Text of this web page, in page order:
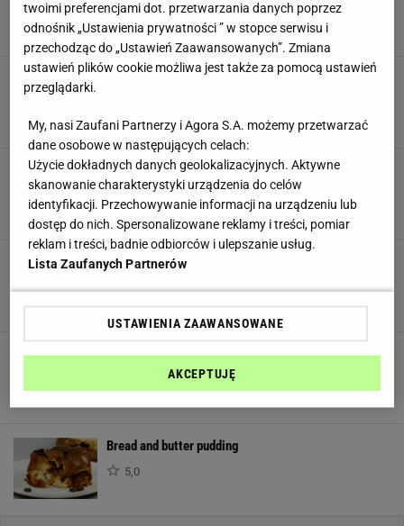
Białko 0.0 g
Sól 0.0 g
Więcej informacji o produkcie:
Błonnik 0.0 g
Cholesterol 0.0 g
Kofeina 0.0 g
Witaminy
Witamina B1 (Tiamina) 0.0 mg
Witamina B2 (Ryboflawina)
Witamina B3/PP (Niacyna)
NAJWYŻEJ OCENIANE
Pierogi z kapustą i grzybami tradycyjne
Krupnik korzenny
5,0
Ciasteczka imbirowe
5,0
Ciasteczka makowe z buraczanym lukrem
Bread and butter pudding
5,0
twoimi preferencjami dot. przetwarzania danych poprzez
odnośnik „Ustawienia prywatności ” w stopce serwisu i
przechodząc do „Ustawień Zaawansowanych”. Zmiana
ustawień plików cookie możliwa jest także za pomocą ustawień
przeglądarki.
My, nasi Zaufani Partnerzy i Agora S.A. możemy przetwarzać
dane osobowe w następujących celach:
Użycie dokładnych danych geolokalizacyjnych. Aktywne
skanowanie charakterystyki urządzenia do celów
identyfikacji. Przechowywanie informacji na urządzeniu lub
dostęp do nich. Spersonalizowane reklamy i treści, pomiar
reklam i treści, badnie odbiorców i ulepszanie usług.
Lista Zaufanych Partnerów
USTAWIENIA ZAAWANSOWANE
AKCEPTUJĘ